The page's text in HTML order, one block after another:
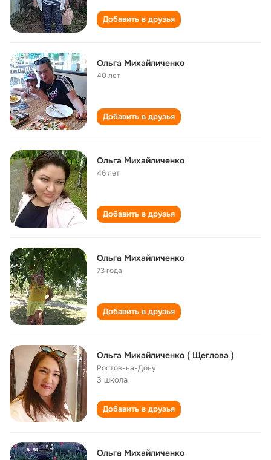
Добавить в друзья
Ольга Михайличенко
40 лет
Добавить в друзья
Ольга Михайличенко
46 лет
Добавить в друзья
Ольга Михайличенко
73 года
Добавить в друзья
Ольга Михайличенко ( Щеглова )
Ростов-на-Дону
3 школа
Добавить в друзья
Ольга Михайличенко